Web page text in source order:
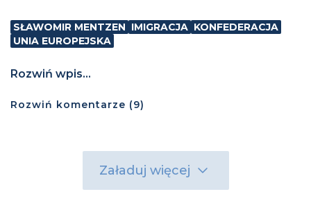
SŁAWOMIR MENTZEN IMIGRACJA KONFEDERACJA
UNIA EUROPEJSKA
Rozwiń wpis...
Rozwiń komentarze (9)
Załaduj więcej